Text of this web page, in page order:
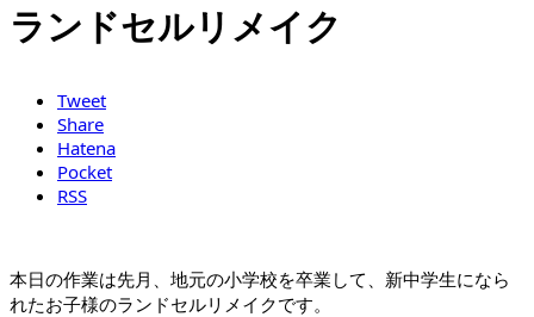
ランドセルリメイク
Tweet
Share
Hatena
Pocket
RSS
本日の作業は先月、地元の小学校を卒業して、新中学生になら
れたお子様のランドセルリメイクです。